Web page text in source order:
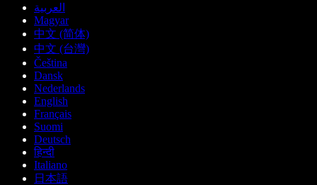
العربية
Magyar
中文 (简体)
中文 (台灣)
Čeština
Dansk
Nederlands
English
Français
Suomi
Deutsch
हिन्दी
Italiano
日本語